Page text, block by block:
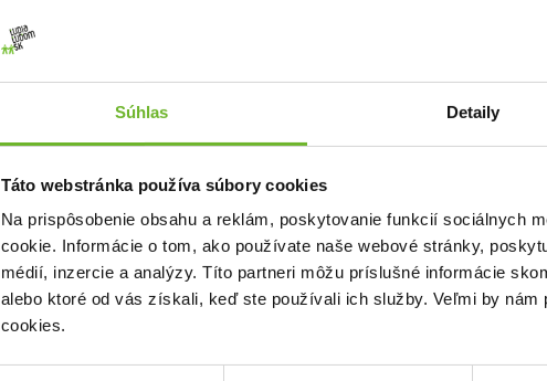
Súhlas Detaily
Táto webstránka používa súbory cookies
Na prispôsobenie obsahu a reklám, poskytovanie funkcií sociálnych
cookie. Informácie o tom, ako používate naše webové stránky,
médií, inzercie a analýzy. Títo partneri môžu príslušné informácie
alebo ktoré od vás získali, keď ste používali ich služby. Veľmi by
cookies.
Ďakujeme!
Chcem vedieť
Výzvy, ktoré sme podporili(16)